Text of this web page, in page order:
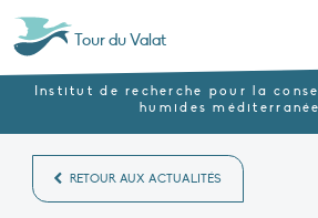
Tour du Valat
Institut de recherche pour la
humides
RETOUR AUX ACTUALITÉS